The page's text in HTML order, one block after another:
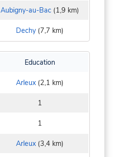
Aubigny-au-Bac(1,9 km)
Dechy(7,7 km)
Education
Arleux(2,1 km)
1
1
Arleux(3,4 km)